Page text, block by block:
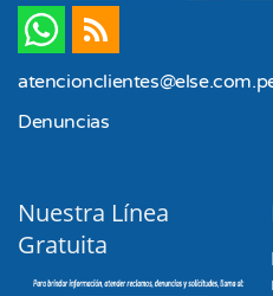
Denuncias
Nuestra Línea
Gratuita